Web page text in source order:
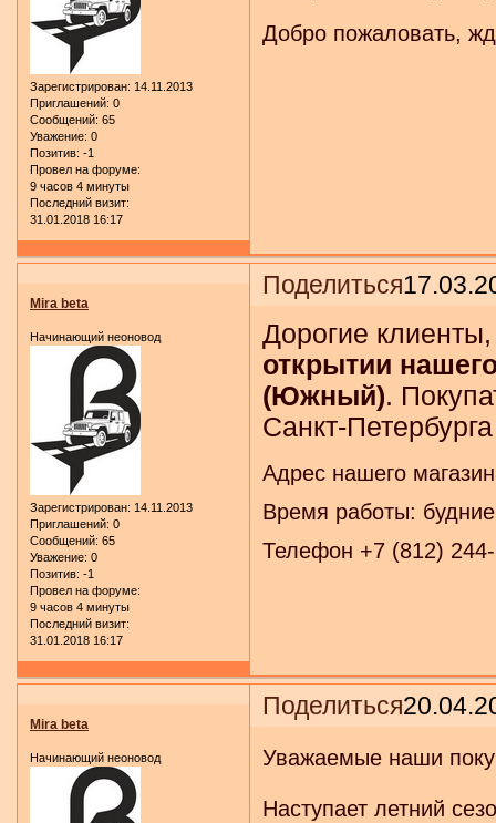
Зарегистрирован: 14.11.2013
Приглашений: 0
Сообщений: 65
Уважение: 0
Позитив: -1
Провел на форуме:
9 часов 4 минуты
Последний визит:
31.01.2018 16:17
Добро пожаловать,
Поделиться
Mira beta
Начинающий неоновод
Зарегистрирован: 14.11.2013
Приглашений: 0
Сообщений: 65
Уважение: 0
Позитив: -1
Провел на форуме:
9 часов 4 минуты
Последний визит:
31.01.2018 16:17
Дорогие
открытии
(Южный).
Санкт-
Адрес нашего
Время работы:
Телефон +7 (812)
Поделиться
Mira beta
Начинающий неоновод Уважаемые наши
Наступает летний